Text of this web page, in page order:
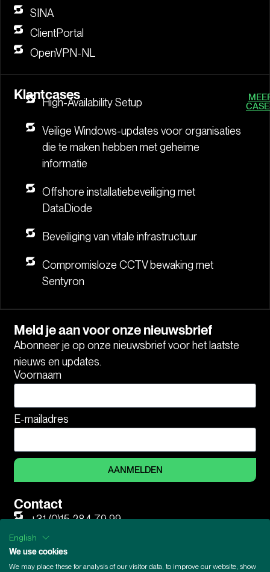
SINA
ClientPortal
OpenVPN-NL
Klantcases
High-Availability Setup
Veilige Windows-updates voor organisaties
die te maken hebben met geheime
informatie
Offshore installatiebeveiliging met
DataDiode
Beveiliging van vitale infrastructuur
Compromisloze CCTV bewaking met
Sentyron
Meld je aan voor onze nieuwsbrief
Abonneer je op onze nieuwsbrief voor het laatste
nieuws en updates.
Voornaam
E-mailadres
AANMELDEN
Contact
+31 (0)15 284 79 99
sentyron
English
We use cookies
We may place these for analysis of our visitor data, to improve our website, show